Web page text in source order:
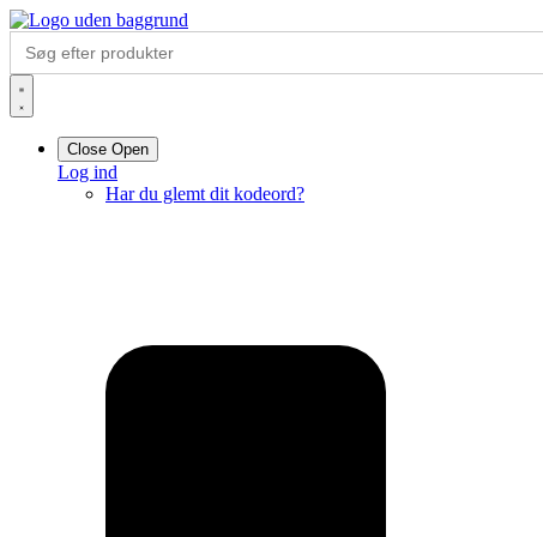
Videre
indhold
Search
for:
Close Open
Log ind
Har du glemt dit kodeord?